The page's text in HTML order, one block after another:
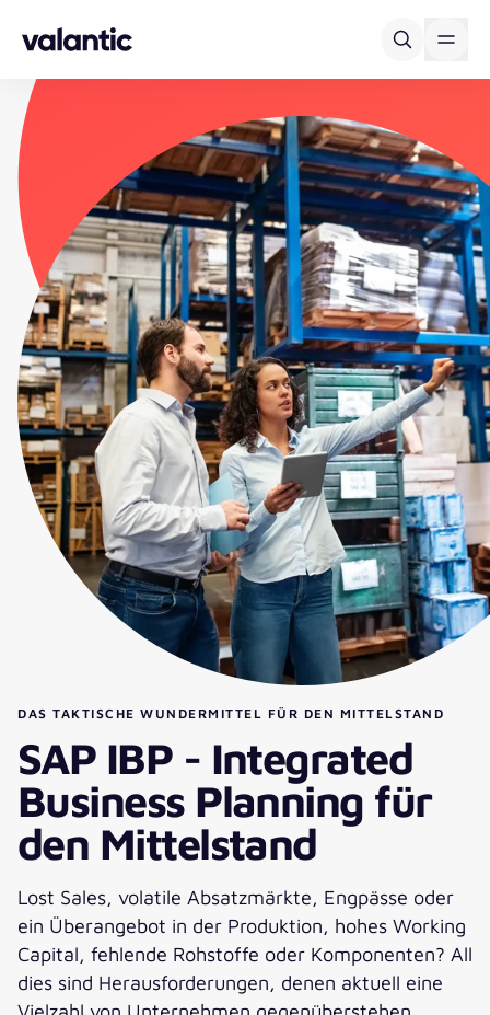
DAS TAKTISCHE WUNDERMITTEL FÜR DEN MITTELSTAND
SAP IBP - Integrated
Business Planning für
den Mittelstand
Lost Sales, volatile Absatzmärkte, Engpässe oder
ein Überangebot in der Produktion, hohes Working
Capital, fehlende Rohstoffe oder Komponenten? All
dies sind Herausforderungen, denen aktuell eine